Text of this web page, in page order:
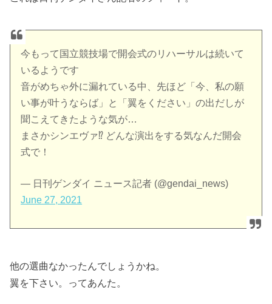
今もって国立競技場で開会式のリハーサルは続いて
いるようです
音がめちゃ外に漏れている中、先ほど「今、私の願
い事が叶うならば」と「翼をください」の出だしが
聞こえてきたような気が…
まさかシンエヴァ⁉︎ どんな演出をする気なんだ開会
式で！
— 日刊ゲンダイ ニュース記者 (@gendai_news)
June 27, 2021
他の選曲なかったんでしょうかね。
翼を下さい。ってあんた。